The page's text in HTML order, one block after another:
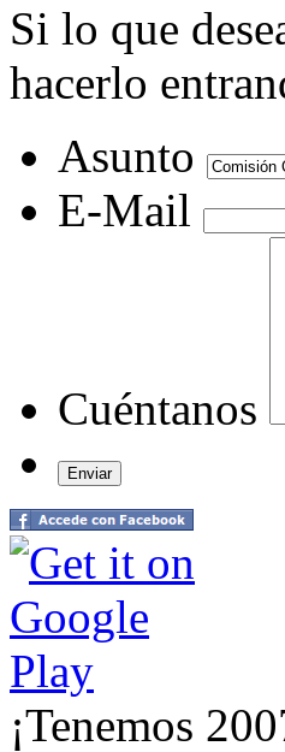
Si lo que
hacerlo
Asunto
E-Mail
Cuéntanos
¡Tenemos